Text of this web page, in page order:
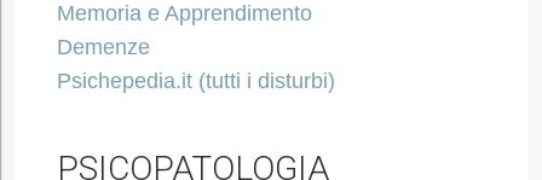
Memoria e Apprendimento
Demenze
Psichepedia.it (tutti i disturbi)
PSICOPATOLOGIA